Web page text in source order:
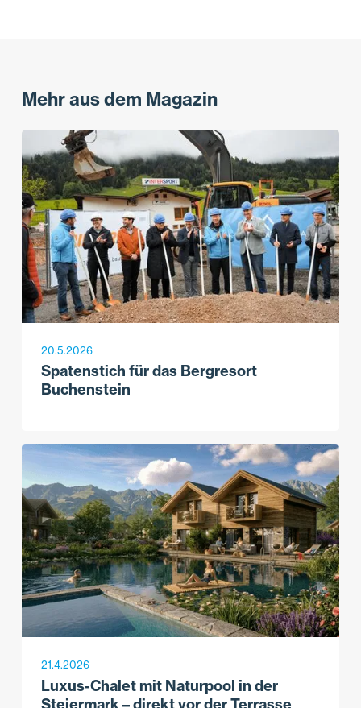
Mehr aus dem Magazin
20.5.2026
Spatenstich für das Bergresort
Buchenstein
21.4.2026
Luxus-Chalet mit Naturpool in der
Steiermark – direkt vor der Terrasse